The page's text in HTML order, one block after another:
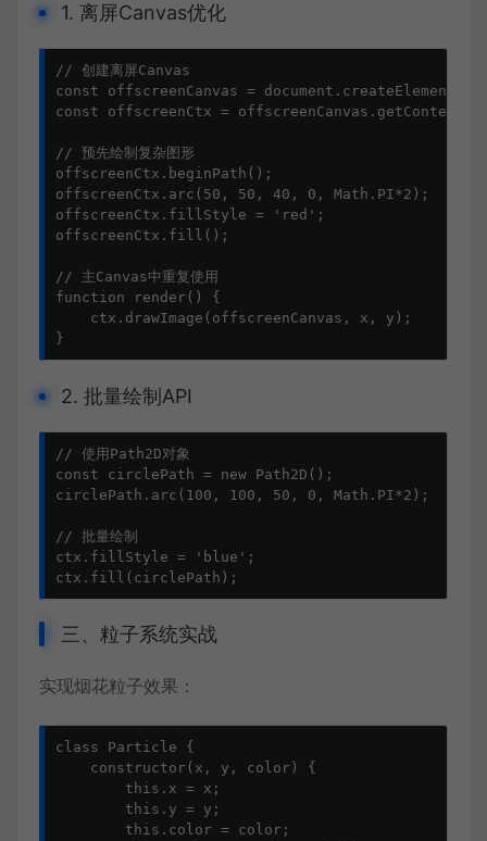
1. 离屏Canvas优化
// 创建离屏Canvas
const offscreenCanvas =
const offscreenCtx =
// 预先绘制复杂图形
offscreenCtx.beginPath();
offscreenCtx.arc(50, 50, 40, 0, Math.PI*2);
offscreenCtx.fillStyle = 'red';
offscreenCtx.fill();
// 主Canvas中重复使用
function render() {
    ctx.drawImage(offscreenCanvas, x, y);
}
2. 批量绘制API
// 使用Path2D对象
const circlePath = new Path2D();
circlePath.arc(100, 100, 50, 0, Math.PI*2);
// 批量绘制
ctx.fillStyle = 'blue';
ctx.fill(circlePath);
三、粒子系统实战
实现烟花粒子效果：
class Particle {
    constructor(x, y, color) {
        this.x = x;
        this.y = y;
        this.color = color;